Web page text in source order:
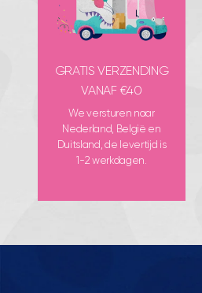
GRATIS VERZENDING
VANAF €40
We versturen naar
Nederland, België en
Duitsland, de levertijd is
1-2 werkdagen.